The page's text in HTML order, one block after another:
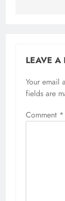
LEAVE A
Your email
fields are
Comment *